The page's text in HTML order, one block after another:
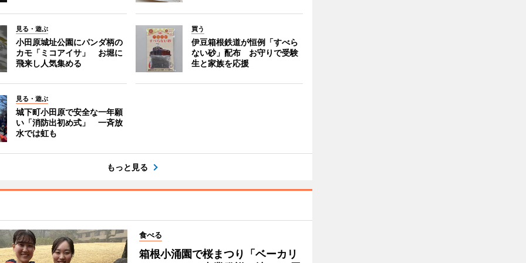
見る・遊ぶ
小田原城址公園にパンダ柄の
カモ「ミコアイサ」 お堀に
飛来し人気集める
買う
伊豆箱根鉄道が恒例「すべら
ない砂」配布 お守りで受験
生と家族を応援
見る・遊ぶ
城下町小田原で安全な一年願
い「消防出初め式」 一斉放
水では虹も
もっと見る
食べる
箱根小涌園で桜まつり「ベーカリ